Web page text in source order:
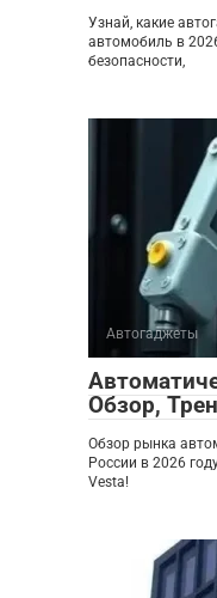
Узнай, какие
автомобиль в
безопасности,
Автогаджеты
Обзор,
Обзор рынка
России в 2026
Vesta!